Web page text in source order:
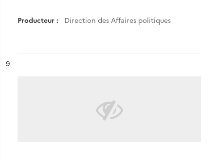
Producteur : Direction des Affaires politiques
n°
9